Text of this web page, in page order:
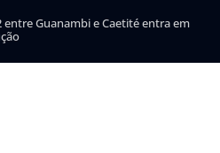
entre Guanambi e Caetité entra em